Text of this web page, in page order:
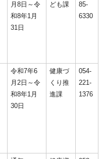
月8日～令
和8年1月
31日
ども課
85-
6330
令和7年6
月2日～令
和8年1月
30日
健康づ
くり推
進課
054-
221-
1376